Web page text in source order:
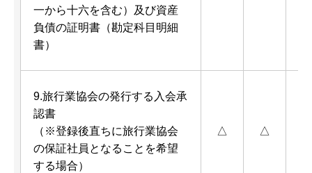
一から十六を含む）及び資産
負債の証明書（勘定科目明細
書）
9.旅行業協会の発行する入会承
認書
（※登録後直ちに旅行業協会
の保証社員となることを希望
する場合）
△ △